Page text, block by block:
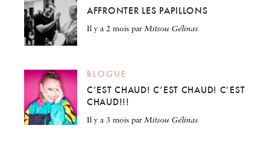
AFFRONTER LES PAPILLONS
il y a 2 mois parMitsou Gélinas
BLOGUE
C’EST CHAUD! C’EST CHAUD! C’EST
CHAUD!!!
il y a 3 mois parMitsou Gélinas